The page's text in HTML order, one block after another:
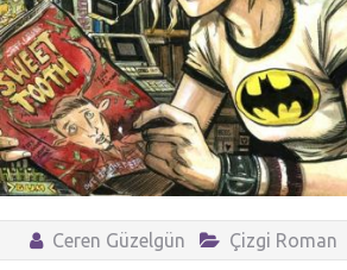
Ceren Güzelgün Çizgi Roman